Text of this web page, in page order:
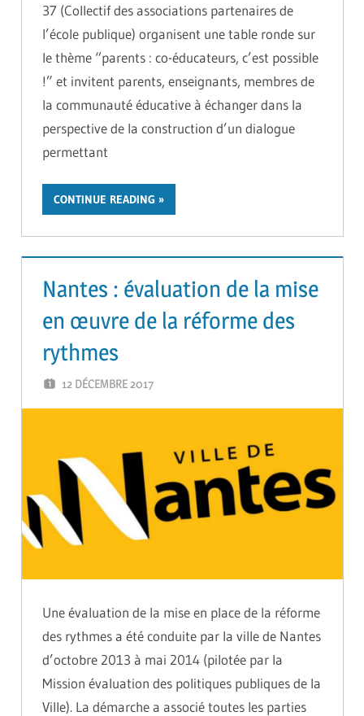
37 (Collectif des associations partenaires de
l’école publique) organisent une table ronde sur
le thème “parents : co-éducateurs, c’est possible
!” et invitent parents, enseignants, membres de
la communauté éducative à échanger dans la
perspective de la construction d’un dialogue
permettant
CONTINUE READING
Nantes : évaluation de la mise
en œuvre de la réforme des
rythmes
12 DÉCEMBRE 2017
Une évaluation de la mise en place de la réforme
des rythmes a été conduite par la ville de Nantes
d’octobre 2013 à mai 2014 (pilotée par la
Mission évaluation des politiques publiques de la
Ville). La démarche a associé toutes les parties